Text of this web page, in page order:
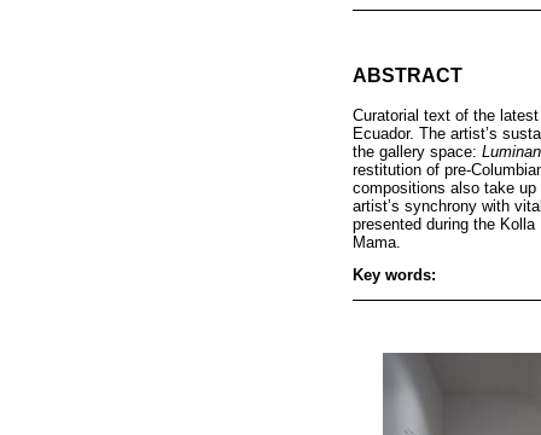
ABSTRACT
Curatorial text of the
Ecuador. The artist’s
the gallery space:
restitution of pre-
compositions also take
artist’s synchrony with
presented during the
Mama.
Key words: